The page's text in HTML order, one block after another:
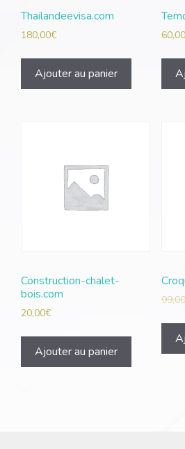
Thailandeevisa.com
180,00€
Ajouter au panier
60,00
Construction-chalet-
bois.com
20,00€
Ajouter au panier
99,00